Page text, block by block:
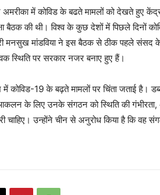
अमरीका में कोविड के बढते मामलों को देखते
बैठक की थी। विश्व के कुछ देशों में पिछले दिनों
मनसुख मांडविया ने इस बैठक से ठीक पहले संसद के
स्थिति पर सरकार नजर बनाए हुए हैं।
में कोविड-19 के बढ़ते मामलों पर चिंता जताई है।
के लिए उनके संगठन को स्थिति की गंभीरता,
चाहिए। उन्होंने चीन से अनुरोध किया है कि वह